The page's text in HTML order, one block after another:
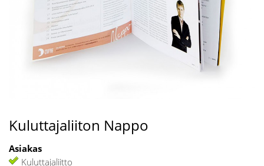
Kuluttajaliiton Nappo
Asiakas
Kuluttajaliitto